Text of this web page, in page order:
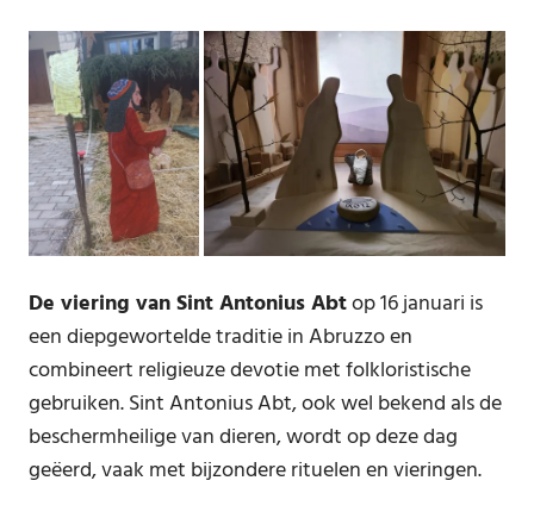
De viering van Sint Antonius Abtop 16 januari is
een diepgewortelde traditie in Abruzzo en
combineert religieuze devotie met folkloristische
gebruiken. Sint Antonius Abt, ook wel bekend als de
beschermheilige van dieren, wordt op deze dag
geëerd, vaak met bijzondere rituelen en vieringen.